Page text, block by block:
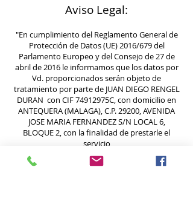
Aviso Legal:
"En cumplimiento del Reglamento General de
Protección de Datos (UE) 2016/679 del
Parlamento Europeo y del Consejo de 27 de
abril de 2016 le informamos que los datos por
Vd. proporcionados serán objeto de
tratamiento por parte de JUAN DIEGO RENGEL
DURAN con CIF 74912975C, con domicilio en
ANTEQUERA (MALAGA), C.P. 29200, AVENIDA
JOSE MARIA FERNANDEZ S/N LOCAL 6,
BLOQUE 2, con la finalidad de prestarle el
servicio
solicitado y/o contratado, realizar la
facturación del mismo.